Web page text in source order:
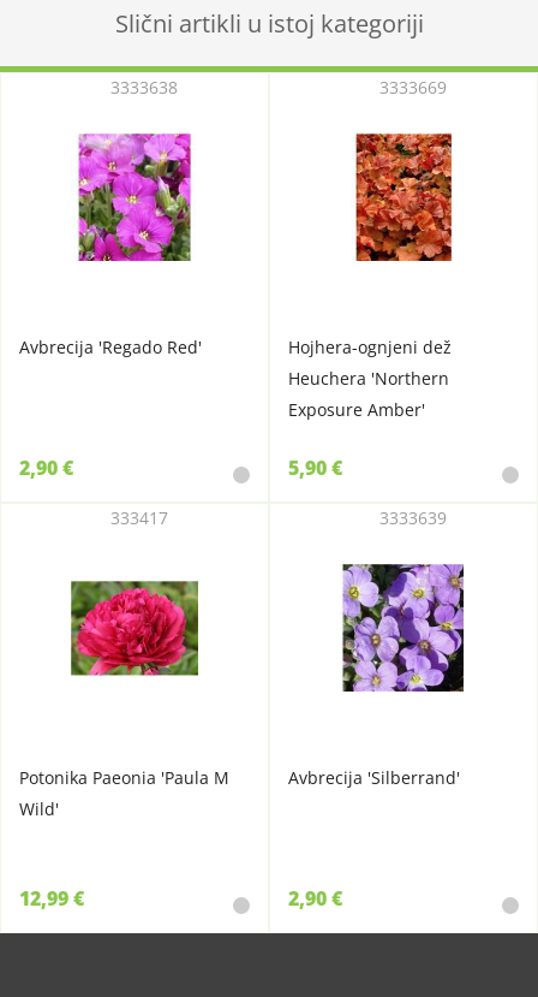
Slični artikli u istoj kategoriji
Avbrecija 'Regado Red'
3333638
2,90 €
Hojhera-ognjeni dež
Heuchera 'Northern
Exposure Amber'
3333669
5,90 €
Potonika Paeonia 'Paula M
Wild'
333417
12,99 €
Avbrecija 'Silberrand'
3333639
2,90 €